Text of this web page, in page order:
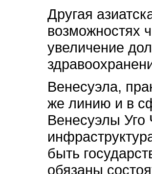
Другая
возможностях
увеличение
Венесуэла,
же линию и в
Венесуэлы Уго
быть
обязаны